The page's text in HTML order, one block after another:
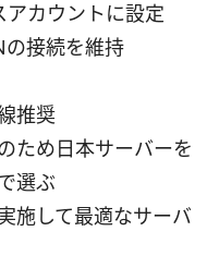
カウントに設定
接続を維持
推奨
ため日本サーバーを
選ぶ
施して最適なサーバ